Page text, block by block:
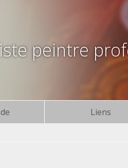
peintre
Liens